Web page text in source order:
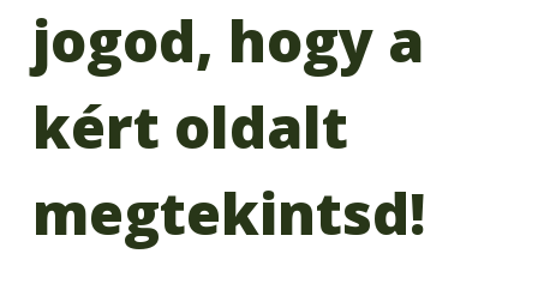
jogod, hogy a
kért oldalt
megtekintsd!